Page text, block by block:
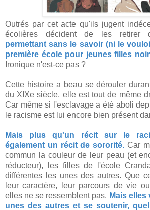
Outrés par cet acte qu'ils jugent
écolières décident de les retirer
permettant sans le savoir (ni le
première école pour jeunes filles
Ironique n'est-ce pas ?
Cette histoire a beau se dérouler
du XIXe siècle, elle est tout de même
Car même si l'esclavage a été aboli
le racisme est lui encore bien présent
Mais plus qu'un récit sur le
également un récit de sororité. Car
commun la couleur de leur peau (et
réducteur), les filles de l'école
différentes les unes des autres. Que
leur caractère, leur parcours de vie
elles ne se ressemblent pas. Mais
unes des autres et se soutenir,